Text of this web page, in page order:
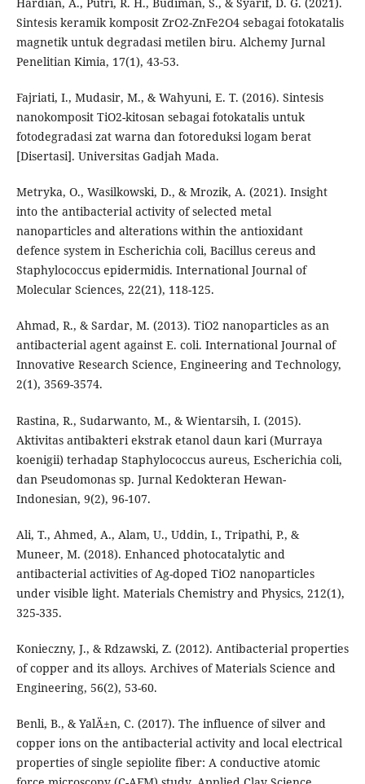
Hardian, A., Putri, R. H., Budiman, S., & Syarif, D. G. (2021).
Sintesis keramik komposit ZrO2-ZnFe2O4 sebagai fotokatalis
magnetik untuk degradasi metilen biru. Alchemy Jurnal
Penelitian Kimia, 17(1), 43-53.
Fajriati, I., Mudasir, M., & Wahyuni, E. T. (2016). Sintesis
nanokomposit TiO2-kitosan sebagai fotokatalis untuk
fotodegradasi zat warna dan fotoreduksi logam berat
[Disertasi]. Universitas Gadjah Mada.
Metryka, O., Wasilkowski, D., & Mrozik, A. (2021). Insight
into the antibacterial activity of selected metal
nanoparticles and alterations within the antioxidant
defence system in Escherichia coli, Bacillus cereus and
Staphylococcus epidermidis. International Journal of
Molecular Sciences, 22(21), 118-125.
Ahmad, R., & Sardar, M. (2013). TiO2 nanoparticles as an
antibacterial agent against E. coli. International Journal of
Innovative Research Science, Engineering and Technology,
2(1), 3569-3574.
Rastina, R., Sudarwanto, M., & Wientarsih, I. (2015).
Aktivitas antibakteri ekstrak etanol daun kari (Murraya
koenigii) terhadap Staphylococcus aureus, Escherichia coli,
dan Pseudomonas sp. Jurnal Kedokteran Hewan-
Indonesian, 9(2), 96-107.
Ali, T., Ahmed, A., Alam, U., Uddin, I., Tripathi, P., &
Muneer, M. (2018). Enhanced photocatalytic and
antibacterial activities of Ag-doped TiO2 nanoparticles
under visible light. Materials Chemistry and Physics, 212(1),
325-335.
Konieczny, J., & Rdzawski, Z. (2012). Antibacterial properties
of copper and its alloys. Archives of Materials Science and
Engineering, 56(2), 53-60.
Benli, B., & YalÄ±n, C. (2017). The influence of silver and
copper ions on the antibacterial activity and local electrical
properties of single sepiolite fiber: A conductive atomic